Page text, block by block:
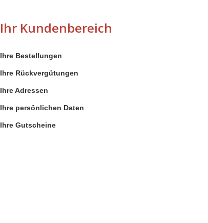
Ihr Kundenbereich
Ihre Bestellungen
Ihre Rückvergütungen
Ihre Adressen
Ihre persönlichen Daten
Ihre Gutscheine